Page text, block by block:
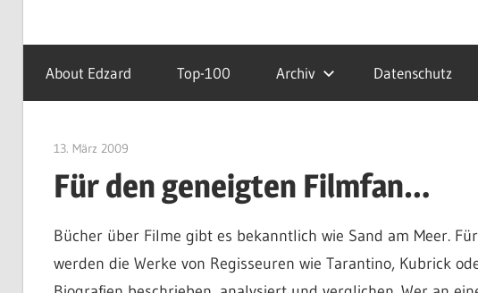
About Edzard Top-100 Archiv Datenschutz
13. März 2009
Für den geneigten Filmfan…
Bücher über Filme gibt es bekanntlich wie Sand am Meer.
werden die Werke von Regisseuren wie Tarantino, Kubrick